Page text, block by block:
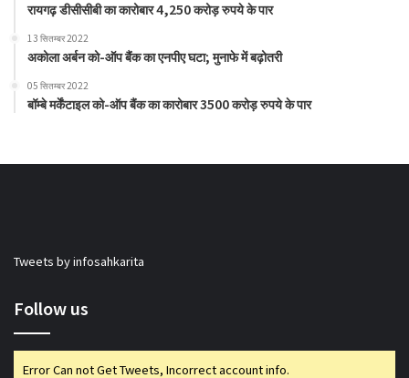
रायगढ़ डीसीसीबी का कारोबार 4,250 करोड़ रुपये के पार
13 सितम्बर 2022
अकोला अर्बन को-ऑप बैंक का एनपीए घटा; मुनाफे में बढ़ोतरी
05 सितम्बर 2022
बॉम्बे मर्केंटाइल को-ऑप बैंक का कारोबार 3500 करोड़ रुपये के पार
Tweets by infosahkarita
Follow us
Error Can not Get Tweets, Incorrect account info.